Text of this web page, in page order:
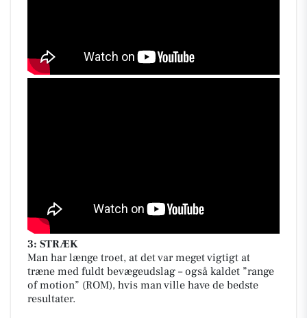
3: STRÆK
Man har længe troet, at det var meget vigtigt at
træne med fuldt bevægeudslag – også kaldet ”range
of motion” (ROM), hvis man ville have de bedste
resultater.